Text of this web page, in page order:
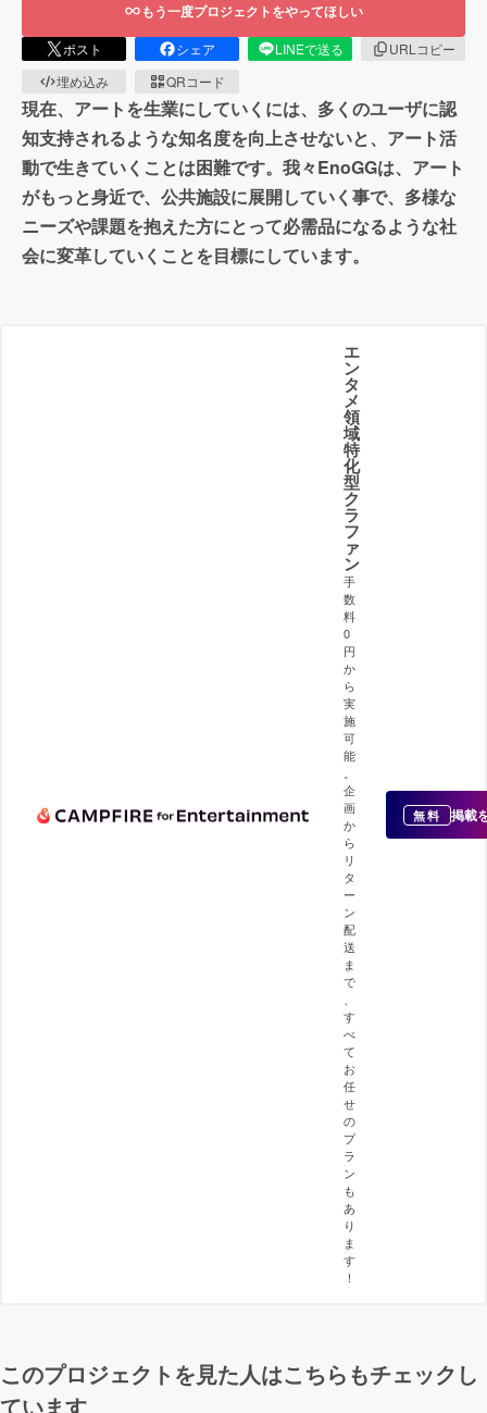
もう一度プロジェクトをやってほしい
ポスト シェア LINEで送る
URLコピー
埋め込み
QRコード
現在、アートを生業にしていくには、多くのユーザに認
知支持されるような知名度を向上させないと、アート活
動で生きていくことは困難です。我々EnoGGは、アート
がもっと身近で、公共施設に展開していく事で、多様な
ニーズや課題を抱えた方にとって必需品になるような社
会に変革していくことを目標にしています。
エ
ン
タ
メ
領
域
特
化
型
ク
ラ
フ
ァ
ン
手
数
料
0
円
か
ら
実
施
可
能
。
企
画
か
ら
リ
タ
ー
ン
配
送
ま
で
、
す
べ
て
お
任
せ
の
プ
ラ
ン
も
あ
り
ま
す
！
無料 掲載
このプロジェクトを見た人はこちらもチェックし
ています